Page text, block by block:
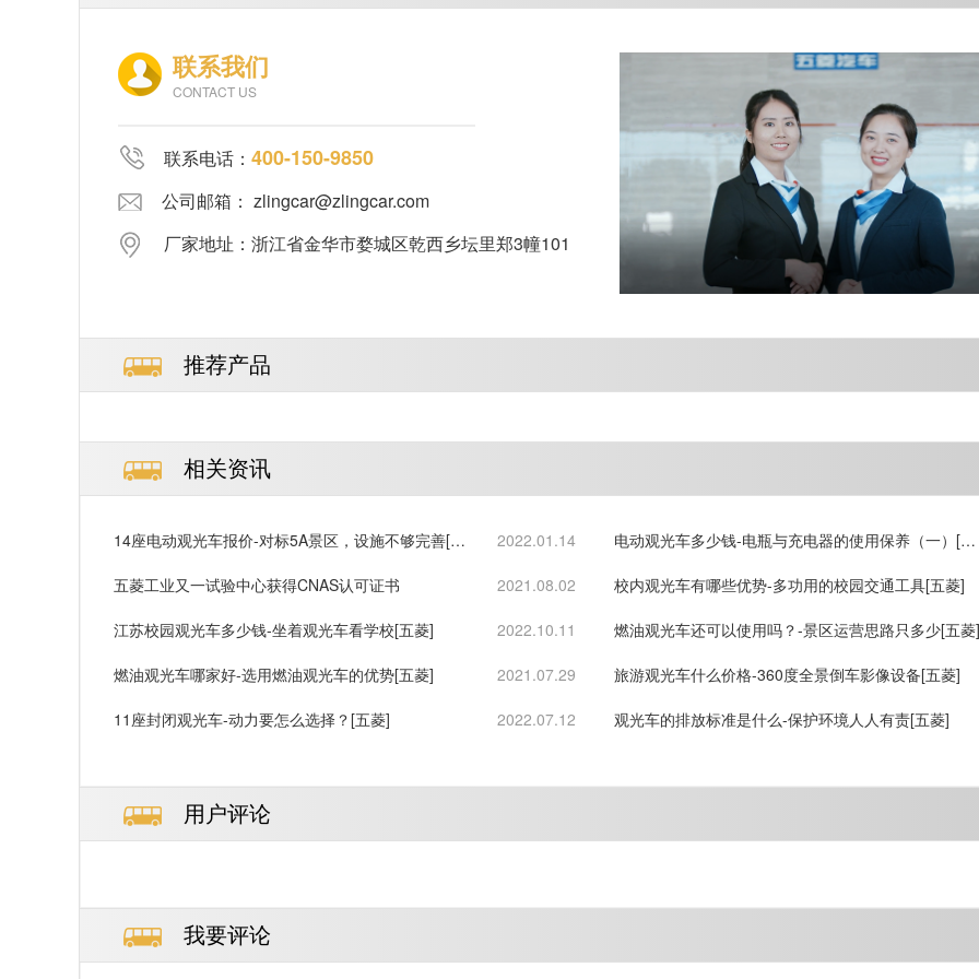
联系我们
CONTACT US
联系电话： 400-150-9850
公司邮箱： zlingcar@zlingcar.com
厂家地址：浙江省金华市婺城区乾西乡坛里郑3幢101
推荐产品
相关资讯
14座电动观光车报价-对标5A景区，设施不够完善[五
2022.01.14
电动观光车多少钱-电瓶与充电器的使用保养（一）[五
五菱工业又一试验中心获得CNAS认可证书
2021.08.02 校内观光车有哪些优势-多功用的校园交通工具[五菱]
江苏校园观光车多少钱-坐着观光车看学校[五菱] 2022.10.11 燃油观光车还可以使用吗？-景区运营思路只多少[五菱]
燃油观光车哪家好-选用燃油观光车的优势[五菱] 2021.07.29 旅游观光车什么价格-360度全景倒车影像设备[五菱]
11座封闭观光车-动力要怎么选择？[五菱] 2022.07.12 观光车的排放标准是什么-保护环境人人有责[五菱]
用户评论
我要评论